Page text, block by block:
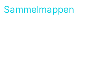
Sammelmappen